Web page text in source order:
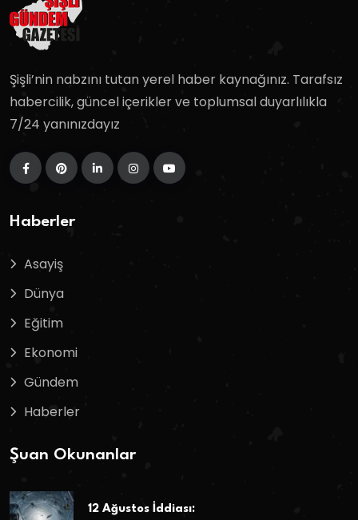
Şişli’nin nabzını tutan yerel haber kaynağınız. Tarafsız
habercilik, güncel içerikler ve toplumsal duyarlılıkla
7/24 yanınızdayız
Haberler
Asayiş
Dünya
Eğitim
Ekonomi
Gündem
Haberler
Şuan Okunanlar
12 Ağustos İddiası: